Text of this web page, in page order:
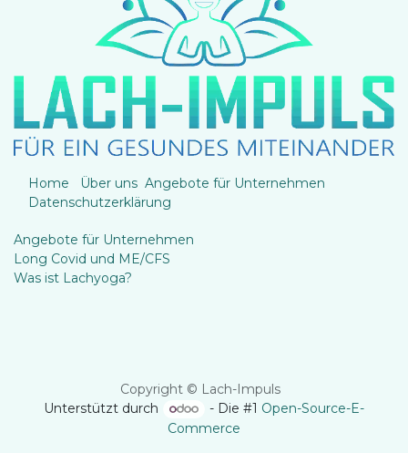
Home Über uns Angebote für Unternehmen
Datenschutzerklärung
Angebote für Unternehmen
Long Covid und ME/CFS
Was ist Lachyoga?
Copyright © Lach-Impuls
Unterstützt durch
- Die #1 Open-Source-E-
Commerce